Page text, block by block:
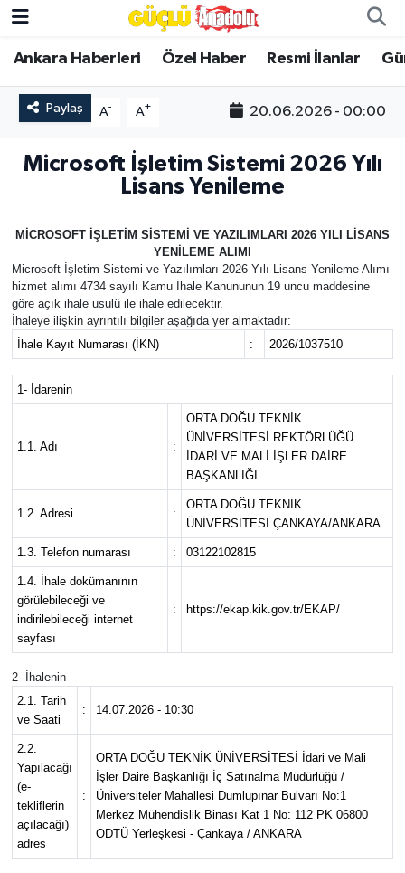
Ankara Haberleri Özel Haber Resmi İlanlar
Paylaş A- A+ 20.06.2026 - 00:00
Microsoft İşletim Sistemi 2026 Yılı
Lisans Yenileme
MİCROSOFT İŞLETİM SİSTEMİ VE YAZILIMLARI 2026 YILI LİSANS
YENİLEME ALIMI
Microsoft İşletim Sistemi ve Yazılımları 2026 Yılı Lisans Yenileme Alımı
hizmet alımı 4734 sayılı Kamu İhale Kanununun 19 uncu maddesine
göre açık ihale usulü ile ihale edilecektir.
İhaleye ilişkin ayrıntılı bilgiler aşağıda yer almaktadır:
İhale Kayıt Numarası (İKN)
: 2026/1037510
1- İdarenin
1.1. Adı :
ORTA DOĞU TEKNİK
ÜNİVERSİTESİ REKTÖRLÜĞÜ
İDARİ VE MALİ İŞLER DAİRE
BAŞKANLIĞI
1.2. Adresi :
ORTA DOĞU TEKNİK
ÜNİVERSİTESİ ÇANKAYA/ANKARA
1.3. Telefon numarası : 03122102815
1.4. İhale dokümanının
görülebileceği ve
indirilebileceği internet
sayfası
: https://ekap.kik.gov.tr/EKAP/
2- İhalenin
2.1. Tarih
ve Saati
: 14.07.2026 - 10:30
2.2.
Yapılacağı
(e-
tekliflerin
açılacağı)
adres
:
ORTA DOĞU TEKNİK ÜNİVERSİTESİ İdari ve Mali
İşler Daire Başkanlığı İç Satınalma Müdürlüğü /
Üniversiteler Mahallesi Dumlupınar Bulvarı No:1
Merkez Mühendislik Binası Kat 1 No: 112 PK 06800
ODTÜ Yerleşkesi - Çankaya / ANKARA
Özel Haber
Ankara Haberleri
Resmi İlanlar
Asayiş
Dünya
Magazin
Eğitim
Hava Durumu
Kim kimdir?
Kültür Sanat
Sağlık